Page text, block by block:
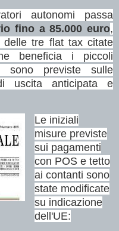
autonomi passa
fino a 85.000 euro,
delle tre flat tax citate
beneficia i piccoli
sono previste sulle
uscita anticipata e
Le iniziali
misure previste
sui pagamenti
con POS e tetto
ai contanti sono
state modificate
su indicazione
dell'UE: